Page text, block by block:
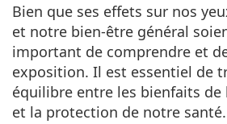
Bien que ses effets sur nos
et notre bien-être général
important de comprendre et
exposition. Il est essentiel de
équilibre entre les bienfaits
et la protection de notre santé.